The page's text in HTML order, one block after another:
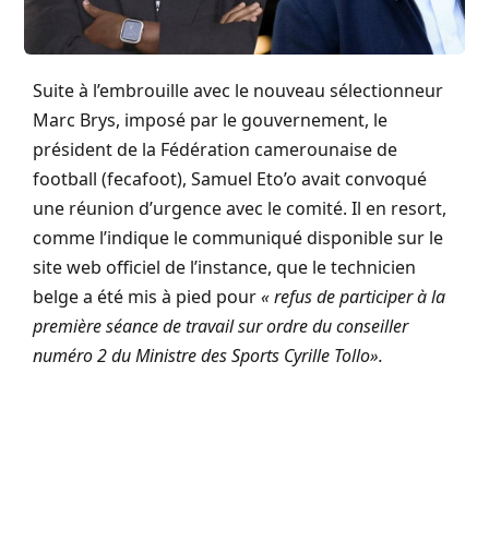
Suite à l’embrouille avec le nouveau sélectionneur
Marc Brys, imposé par le gouvernement, le
président de la Fédération camerounaise de
football (fecafoot), Samuel Eto’o avait convoqué
une réunion d’urgence avec le comité. Il en resort,
comme l’indique le communiqué disponible sur le
site web officiel de l’instance, que le technicien
belge a été mis à pied pour« refus de participer à la
première séance de travail sur ordre du conseiller
numéro 2 du Ministre des Sports Cyrille Tollo».